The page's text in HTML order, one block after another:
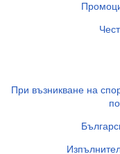
При възникване на